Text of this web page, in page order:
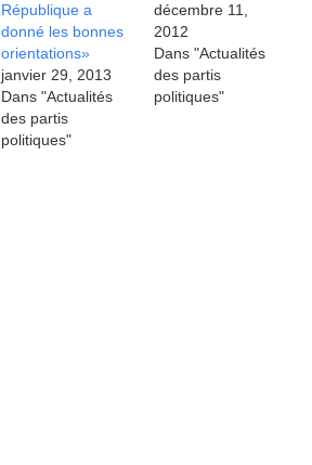
République a
donné les bonnes
orientations»
janvier 29, 2013
Dans "Actualités
des partis
politiques"
décembre 11,
2012
Dans "Actualités
des partis
politiques"